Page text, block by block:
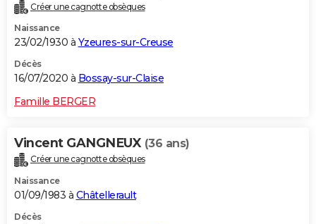
Créer une cagnotte obsèques
Naissance
23/02/1930 à Yzeures-sur-Creuse
Décès
16/07/2020 à Bossay-sur-Claise
Famille BERGER
Vincent GANGNEUX (36 ans)
Créer une cagnotte obsèques
Naissance
01/09/1983 à Châtellerault
Décès